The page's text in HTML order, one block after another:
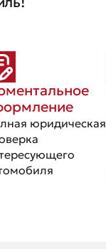
юридическая